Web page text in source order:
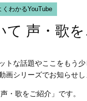
くわかるYouTube
て 声・歌
トな話題やここをもう
画シリーズでお知らせし
・歌をご紹介」です。